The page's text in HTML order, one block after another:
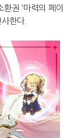
권 ‘마력의 페이
한다.